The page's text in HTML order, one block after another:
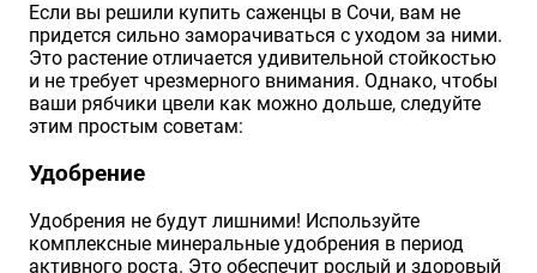
Если вы решили купить саженцы в Сочи, вам не
придется сильно заморачиваться с уходом за ними.
Это растение отличается удивительной стойкостью
и не требует чрезмерного внимания. Однако, чтобы
ваши рябчики цвели как можно дольше, следуйте
этим простым советам:
Удобрение
Удобрения не будут лишними! Используйте
комплексные минеральные удобрения в период
активного роста. Это обеспечит рослый и здоровый